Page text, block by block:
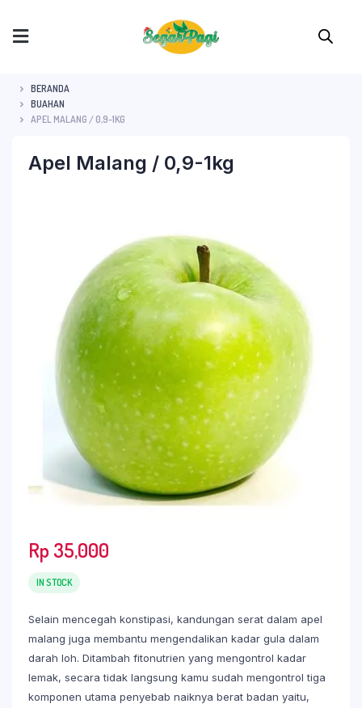
BERANDA
BUAHAN
APEL MALANG / 0,9-1KG
Apel Malang / 0,9-1kg
Rp 35,000
IN STOCK
Selain mencegah konstipasi, kandungan serat dalam apel
malang juga membantu mengendalikan kadar gula dalam
darah loh. Ditambah fitonutrien yang mengontrol kadar
lemak, secara tidak langsung kamu sudah mengontrol tiga
komponen utama penyebab naiknya berat badan yaitu,